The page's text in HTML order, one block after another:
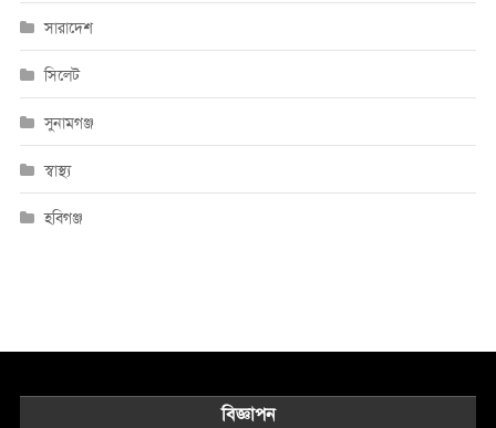
সারাদেশ
সিলেট
সুনামগঞ্জ
স্বাস্থ্য
হবিগঞ্জ
বিজ্ঞাপন